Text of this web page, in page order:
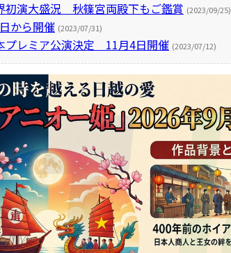
初演大盛況 秋篠宮両殿下もご鑑賞 (2023/09/25)
から開催 (2023/07/31)
プレミア公演決定 11月4日開催 (2023/07/12)